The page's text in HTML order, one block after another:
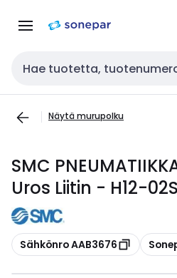
navigointiinsisältöön
Haku
Näytä murupolku
SMC
Uros Liitin - H12-02S
Kopioi
Sähkönro AAB3676 Kopioi